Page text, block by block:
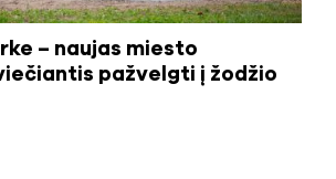
– naujas miesto
pažvelgti į žodžio